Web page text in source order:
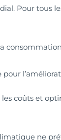
Pour tous
coûts et
ne